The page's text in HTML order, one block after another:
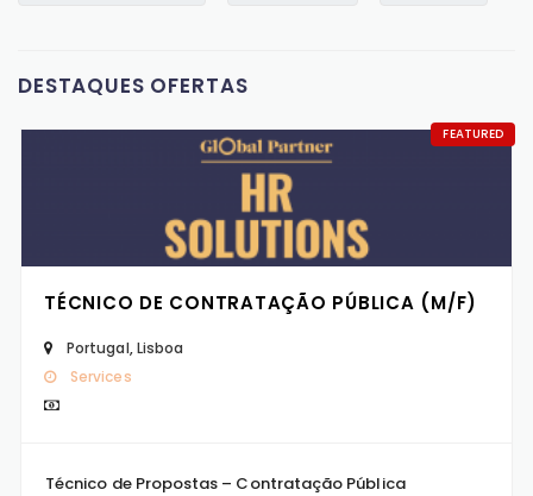
DESTAQUES OFERTAS
FEATURED
TÉCNICO DE CONTRATAÇÃO PÚBLICA (M/F)
Portugal,Lisboa
Services
Técnico de Propostas – Contratação Pública